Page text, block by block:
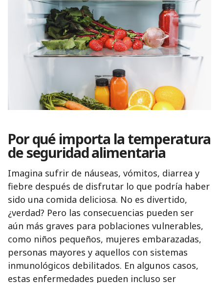
Por qué importa la temperatura
de seguridad alimentaria
Imagina sufrir de náuseas, vómitos, diarrea y
fiebre después de disfrutar lo que podría haber
sido una comida deliciosa. No es divertido,
¿verdad? Pero las consecuencias pueden ser
aún más graves para poblaciones vulnerables,
como niños pequeños, mujeres embarazadas,
personas mayores y aquellos con sistemas
inmunológicos debilitados. En algunos casos,
estas enfermedades pueden incluso ser